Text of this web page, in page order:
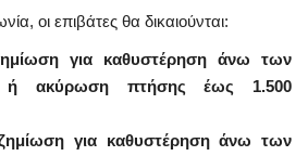
οι επιβάτες θα δικαιούνται:
για καθυστέρηση άνω των
ακύρωση πτήσης έως 1.500
για καθυστέρηση άνω των